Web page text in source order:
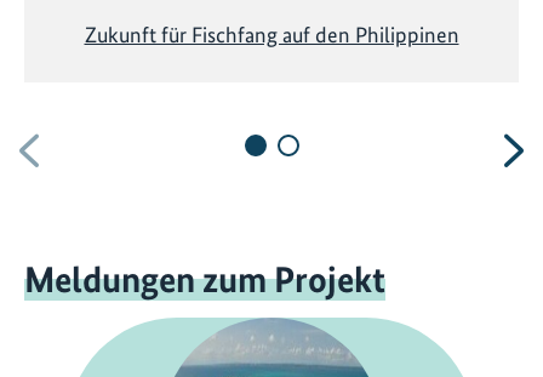
Vorherige
Zukunft für Fischfang auf den Philippinen
Meldungen zum Projekt